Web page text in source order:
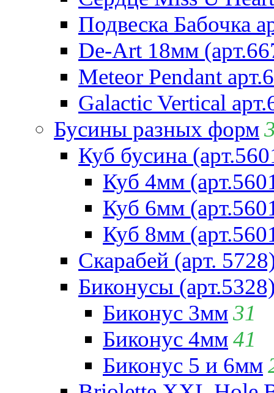
Подвеска Бабочка
De-Art 18мм
Meteor Pendant
Galactic Vertical
Бусины разных форм
Куб бусина
Куб 4мм
Куб 6мм
Куб 8мм
Скарабей (арт.
Биконусы
Биконус 3мм31
Биконус 4мм41
Биконус 5 и 6мм